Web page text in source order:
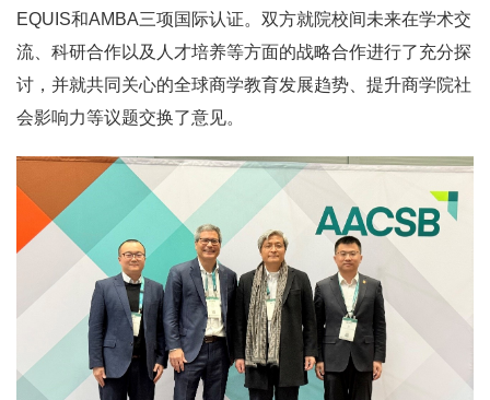
EQUIS和AMBA三项国际认证。双方就院校间未来在学术交
流、科研合作以及人才培养等方面的战略合作进行了充分探
讨，并就共同关心的全球商学教育发展趋势、提升商学院社
会影响力等议题交换了意见。